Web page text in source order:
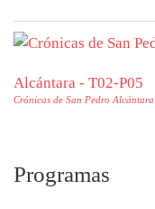
Alcántara - T02-P05
Crónicas de San Pedro Alcántara
Programas